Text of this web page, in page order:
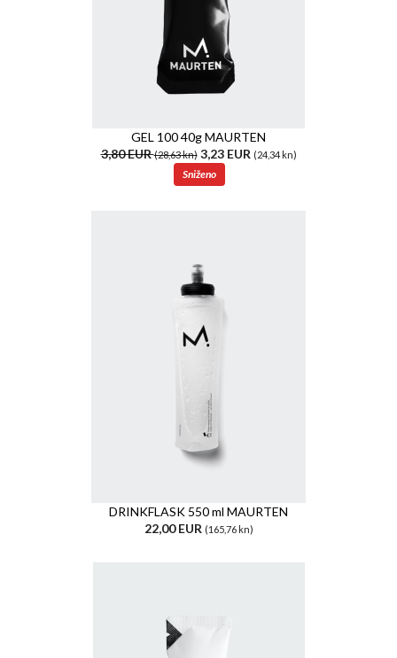
GEL 100 40g MAURTEN
3,80 EUR(28,63 kn)3,23 EUR (24,34 kn)
Sniženo
DRINKFLASK 550 ml MAURTEN
22,00 EUR (165,76 kn)